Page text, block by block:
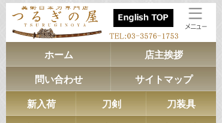
ホーム 店主挨拶
問い合わせ サイトマップ
新入荷 刀剣 刀装具